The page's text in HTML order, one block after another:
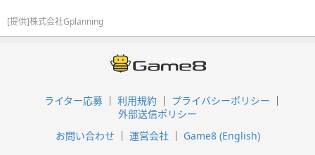
[提供]株式会社Gplanning
ライター応募 利用規約
プライバシーポリシー
外部送信ポリシー
お問い合わせ
運営会社 Game8 (English)